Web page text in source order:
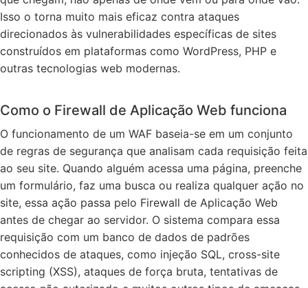
Isso o torna muito mais eficaz contra ataques
direcionados às vulnerabilidades específicas de sites
construídos em plataformas como WordPress, PHP e
outras tecnologias web modernas.
Como o Firewall de Aplicação Web funciona
O funcionamento de um WAF baseia-se em um conjunto
de regras de segurança que analisam cada requisição feita
ao seu site. Quando alguém acessa uma página, preenche
um formulário, faz uma busca ou realiza qualquer ação no
site, essa ação passa pelo Firewall de Aplicação Web
antes de chegar ao servidor. O sistema compara essa
requisição com um banco de dados de padrões
conhecidos de ataques, como injeção SQL, cross-site
scripting (XSS), ataques de força bruta, tentativas de